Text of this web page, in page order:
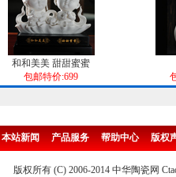
和和美美 甜甜蜜蜜
包邮特价:699
本站新闻 产品服务 帮助中心 版权
版权所有 (C) 2006-2014 中华陶瓷网